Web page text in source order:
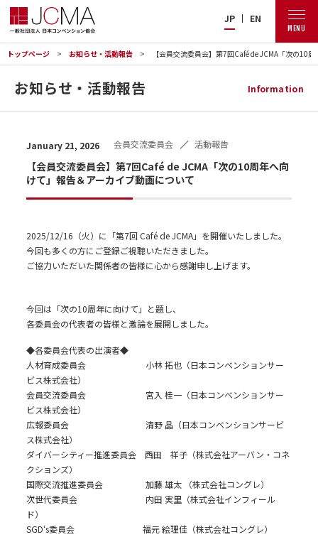
JP EN
MENU
トップページ お知らせ・活動報告 【会員交流委員会】第7回Café de JCMA「次の10
お知らせ・活動報告 Information
January 21, 2026 会員交流委員会 活動報告
【会員交流委員会】第7回Café de JCMA「次の10周年へ向
けて」報告＆アーカイブ動画について
2025/12/16（火）に「第7回 Café de JCMA」を開催いたしました。
今回も多くの方にご登録ご視聴いただきました。
ご協力いただいた関係者の皆様に心から感謝申し上げます。
今回は「次の10周年に向けて」と題し、
各委員会の代表者の皆様と激論を展開しました。
◆各委員会代表の出演者◆
人材育成委員会 小林 拓也（日本コンベンションサー
ビス株式会社）
会員交流委員会 宮入 桂一（日本コンベンションサー
ビス株式会社）
広報委員会 清野 晶（日本コンベンションサービ
ス株式会社）
ダイバーシティー推進委員会 西田 祥子（株式会社アーバン・コネ
クションズ）
国際交流推進委員会 加藤 雄太 （株式会社コングレ）
次世代委員会 内田 実里（株式会社インフィール
ド）
SGD‘s委員会 福元 絵理佳（株式会社コングレ）